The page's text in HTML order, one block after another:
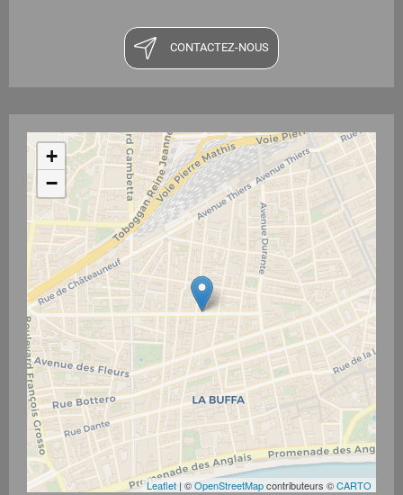
CONTACTEZ-NOUS
+
−
Leaflet | ©OpenStreetMapcontributeurs ©CARTO